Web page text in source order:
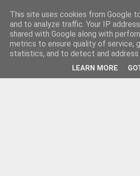
This site uses cookies from Google
and to analyze traffic. Your IP
shared with Google along with
metrics to ensure quality of service,
statistics, and to detect and address
LEARN MORE